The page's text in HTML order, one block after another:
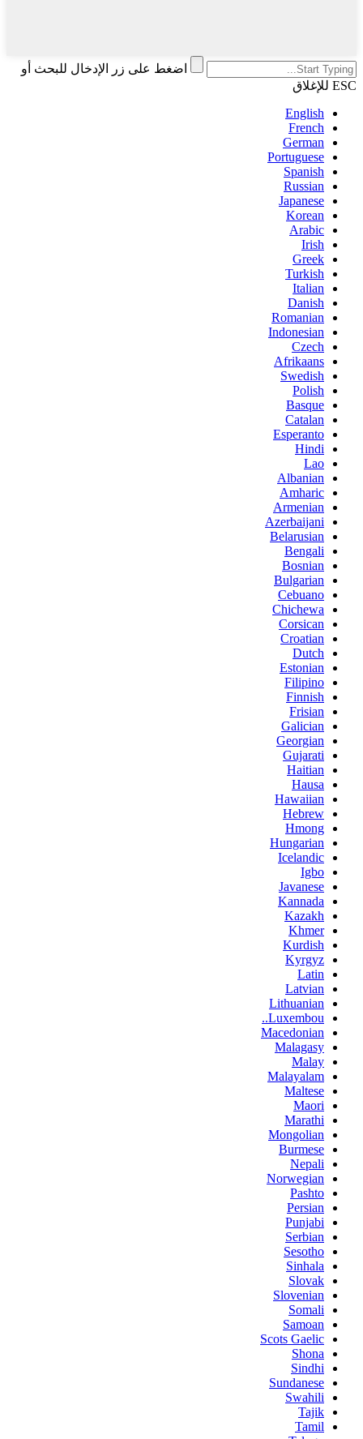
اضغط على زر الإدخال للبحث أو
ESC للإغلاق
English
French
German
Portuguese
Spanish
Russian
Japanese
Korean
Arabic
Irish
Greek
Turkish
Italian
Danish
Romanian
Indonesian
Czech
Afrikaans
Swedish
Polish
Basque
Catalan
Esperanto
Hindi
Lao
Albanian
Amharic
Armenian
Azerbaijani
Belarusian
Bengali
Bosnian
Bulgarian
Cebuano
Chichewa
Corsican
Croatian
Dutch
Estonian
Filipino
Finnish
Frisian
Galician
Georgian
Gujarati
Haitian
Hausa
Hawaiian
Hebrew
Hmong
Hungarian
Icelandic
Igbo
Javanese
Kannada
Kazakh
Khmer
Kurdish
Kyrgyz
Latin
Latvian
Lithuanian
Luxembou..
Macedonian
Malagasy
Malay
Malayalam
Maltese
Maori
Marathi
Mongolian
Burmese
Nepali
Norwegian
Pashto
Persian
Punjabi
Serbian
Sesotho
Sinhala
Slovak
Slovenian
Somali
Samoan
Scots Gaelic
Shona
Sindhi
Sundanese
Swahili
Tajik
Tamil